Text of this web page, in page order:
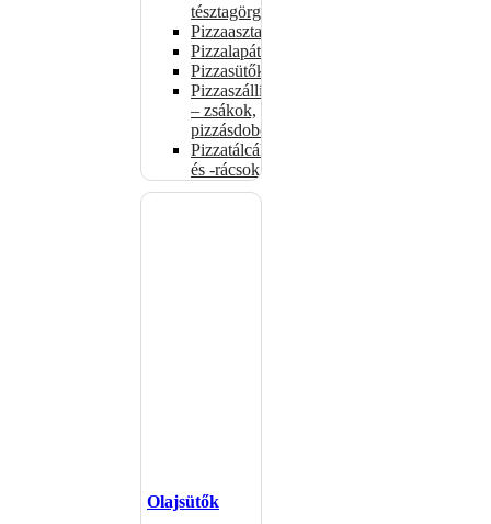
tésztagörgők
Pizzaasztalok
Pizzalapátok
Pizzasütők
Pizzaszállítás
– zsákok,
pizzásdobozok
Pizzatálcák
és -rácsok
Olajsütők